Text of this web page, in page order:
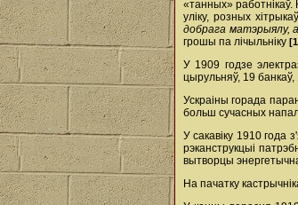
«танных» работнікаў.
уліку, розных
добрага матэрыялу,
грошы па лічыльніку
У 1909 годзе
цырульняў, 19
Ускраіны горада
больш сучасных
У сакавіку 1910 года
рэканструкцыі
вытворцы
На пачатку